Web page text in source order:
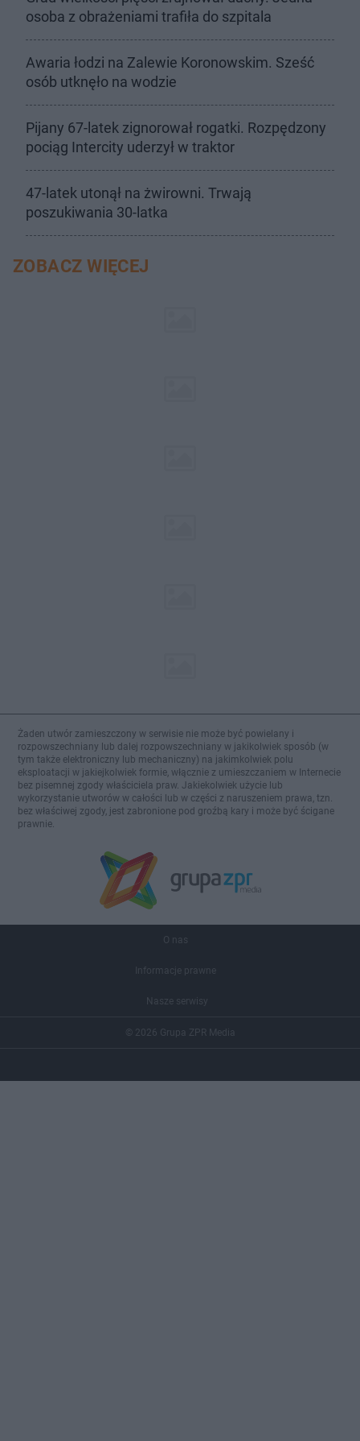
osoba z obrażeniami trafiła do szpitala
Awaria łodzi na Zalewie Koronowskim. Sześć
osób utknęło na wodzie
Pijany 67-latek zignorował rogatki. Rozpędzony
pociąg Intercity uderzył w traktor
47-latek utonął na żwirowni. Trwają
poszukiwania 30-latka
ZOBACZ WIĘCEJ
Żaden utwór zamieszczony w serwisie nie może być powielany i
rozpowszechniany lub dalej rozpowszechniany w jakikolwiek sposób (w
tym także elektroniczny lub mechaniczny) na jakimkolwiek polu
eksploatacji w jakiejkolwiek formie, włącznie z umieszczaniem w Internecie
bez pisemnej zgody właściciela praw. Jakiekolwiek użycie lub
wykorzystanie utworów w całości lub w części z naruszeniem prawa, tzn.
bez właściwej zgody, jest zabronione pod groźbą kary i może być ścigane
prawnie.
O nas
Informacje prawne
Nasze serwisy
© 2026 Grupa ZPR Media